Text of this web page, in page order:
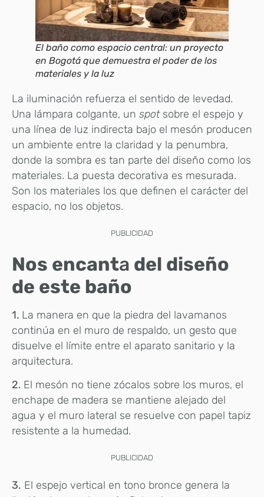
El baño como espacio central: un proyecto
en Bogotá que demuestra el poder de los
materiales y la luz
La iluminación refuerza el sentido de levedad.
Una lámpara colgante, un spotsobre el espejo y
una línea de luz indirecta bajo el mesón producen
un ambiente entre la claridad y la penumbra,
donde la sombra es tan parte del diseño como los
materiales. La puesta decorativa es mesurada.
Son los materiales los que definen el carácter del
espacio, no los objetos.
PUBLICIDAD
Nos encanta del diseño
de este baño
1. La manera en que la piedra del lavamanos
continúa en el muro de respaldo, un gesto que
disuelve el límite entre el aparato sanitario y la
arquitectura.
2. El mesón no tiene zócalos sobre los muros, el
enchape de madera se mantiene alejado del
agua y el muro lateral se resuelve con papel tapiz
resistente a la humedad.
PUBLICIDAD
3. El espejo vertical en tono bronce genera la